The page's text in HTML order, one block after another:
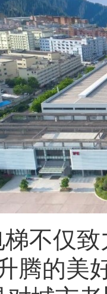
不仅
腾的美